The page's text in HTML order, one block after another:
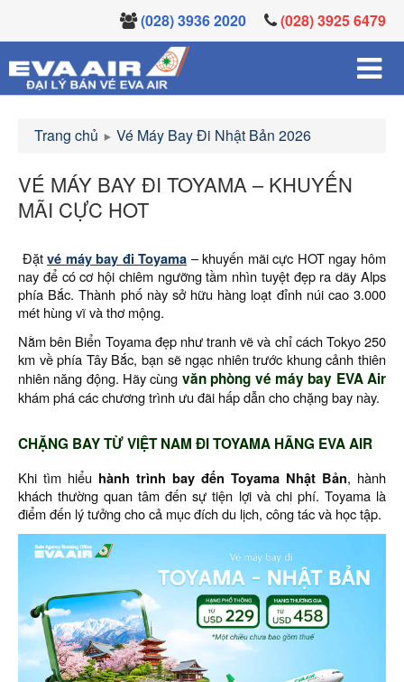
(028) 3936 2020 (028) 3925 6479
Trang chủ Vé Máy Bay Đi Nhật Bản 2026
VÉ MÁY BAY ĐI TOYAMA – KHUYẾN
MÃI CỰC HOT
Đặtvé máy bay đi Toyama – khuyến mãi cực HOT ngay hôm
nay để có cơ hội chiêm ngưỡng tầm nhìn tuyệt đẹp ra dãy Alps
phía Bắc. Thành phố này sở hữu hàng loạt đỉnh núi cao 3.000
mét hùng vĩ và thơ mộng.
Nằm bên Biển Toyama đẹp như tranh vẽ và chỉ cách Tokyo 250
km về phía Tây Bắc, bạn sẽ ngạc nhiên trước khung cảnh thiên
nhiên năng động. Hãy cùng văn phòng vé máy bay EVA Air
khám phá các chương trình ưu đãi hấp dẫn cho chặng bay này.
CHẶNG BAY TỪ VIỆT NAM ĐI TOYAMA HÃNG EVA AIR
Khi tìm hiểu hành trình bay đến Toyama Nhật Bản, hành
khách thường quan tâm đến sự tiện lợi và chi phí. Toyama là
điểm đến lý tưởng cho cả mục đích du lịch, công tác và học tập.